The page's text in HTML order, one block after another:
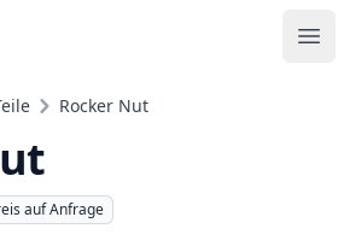
Rocker Nut
auf Anfrage